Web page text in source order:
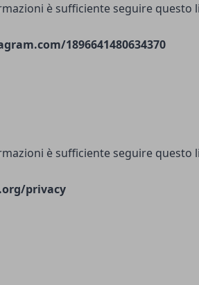
è sufficiente seguire questo
1896641480634370
è sufficiente seguire questo
privacy